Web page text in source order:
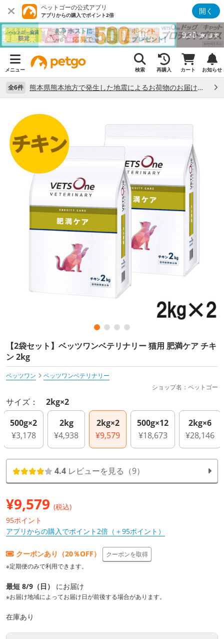
ペットゴーの公式アプリ
アプリからの購入でポイント2倍 開く
メニュー 検索 再購入 カート お知らせ
全6件 熊本県熊本地方で発生した地震によるお荷物のお届け状況について （7/28）
【2袋セット】ベッツワンベテリナリー 猫用 肥満ケア チキ
ン 2kg
ベッツワン
ベッツワンベテリナリー
ショップ名：ペットゴー
サイズ： 2kg×2
500g×2
¥3,178
2kg
¥4,938
2kg×2
¥9,579
500g×12
¥18,673
2kg×6
¥28,146
4.4 レビューを見る（9）
¥9,579 (税込)
95ポイント
アプリからの購入でポイント2倍（＋95ポイント）
クーポンあり（20％OFF）
クーポンを取得
※定期便のみで利用できます。
最短 8/9（日） にお届け
※お届け地域によってお届け日が前後する場合があります。
在庫あり